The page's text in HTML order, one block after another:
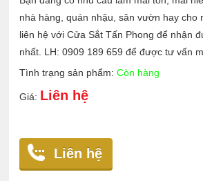
nhà hàng, quán nhậu, sân vườn hay cho
liên hệ với Cửa Sắt Tấn Phong để nhận
nhất. LH: 0909 189 659 để được tư vấn
Tình trạng sản phẩm:Còn hàng
Giá: Liên hệ
Liên hệ